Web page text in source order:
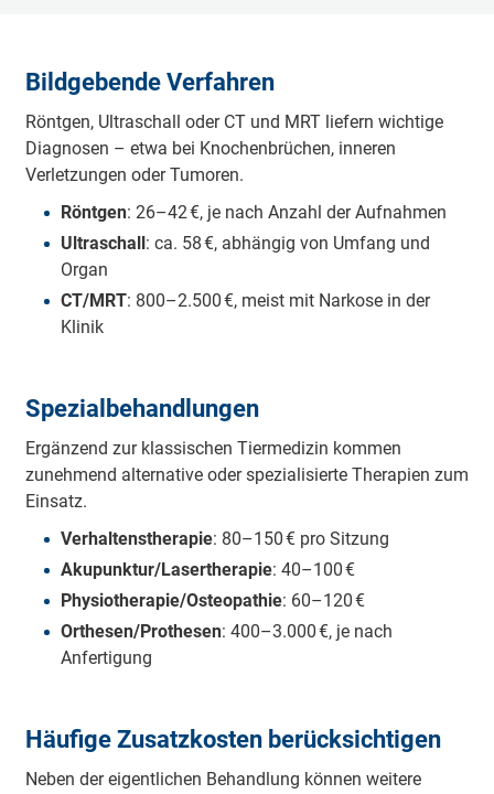
Bildgebende Verfahren
Röntgen, Ultraschall oder CT und MRT liefern wichtige
Diagnosen – etwa bei Knochenbrüchen, inneren
Verletzungen oder Tumoren.
Röntgen: 26–42 €, je nach Anzahl der Aufnahmen
Ultraschall: ca. 58 €, abhängig von Umfang und
Organ
CT/MRT: 800–2.500 €, meist mit Narkose in der
Klinik
Spezialbehandlungen
Ergänzend zur klassischen Tiermedizin kommen
zunehmend alternative oder spezialisierte Therapien zum
Einsatz.
Verhaltenstherapie: 80–150 € pro Sitzung
Akupunktur/Lasertherapie: 40–100 €
Physiotherapie/Osteopathie: 60–120 €
Orthesen/Prothesen: 400–3.000 €, je nach
Anfertigung
Häufige Zusatzkosten berücksichtigen
Neben der eigentlichen Behandlung können weitere